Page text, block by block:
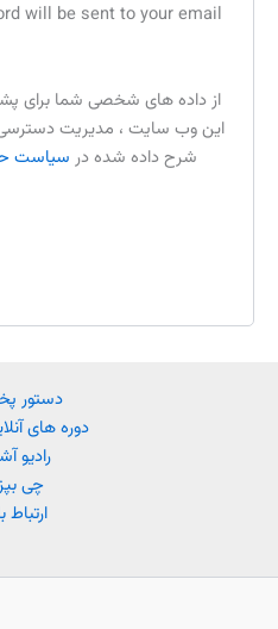
will be sent to your email
از داده های شخصی شما برای
این وب سایت ، مدیریت
شرح داده شده در سیاست
دستور
دوره های
رادیو
چی
ارتباط